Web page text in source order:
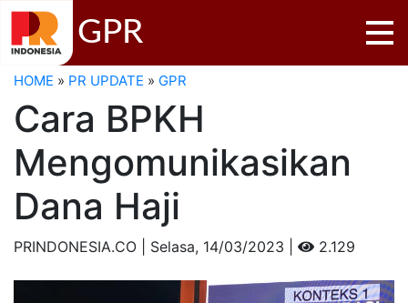
GPR
HOME » PR UPDATE » GPR
Cara BPKH
Mengomunikasikan
Dana Haji
PRINDONESIA.CO | Selasa, 14/03/2023 | 2.129